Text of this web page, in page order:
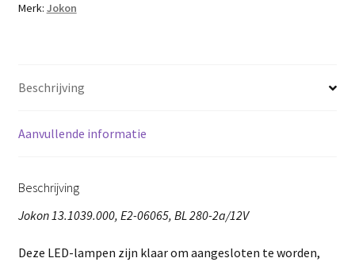
Merk: Jokon
Beschrijving
Aanvullende informatie
Beschrijving
Jokon 13.1039.000, E2-06065, BL 280-2a/12V
Deze LED-lampen zijn klaar om aangesloten te worden,